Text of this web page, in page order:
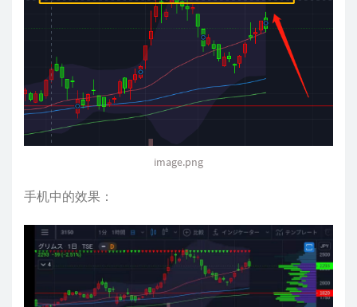
image.png
手机中的效果：